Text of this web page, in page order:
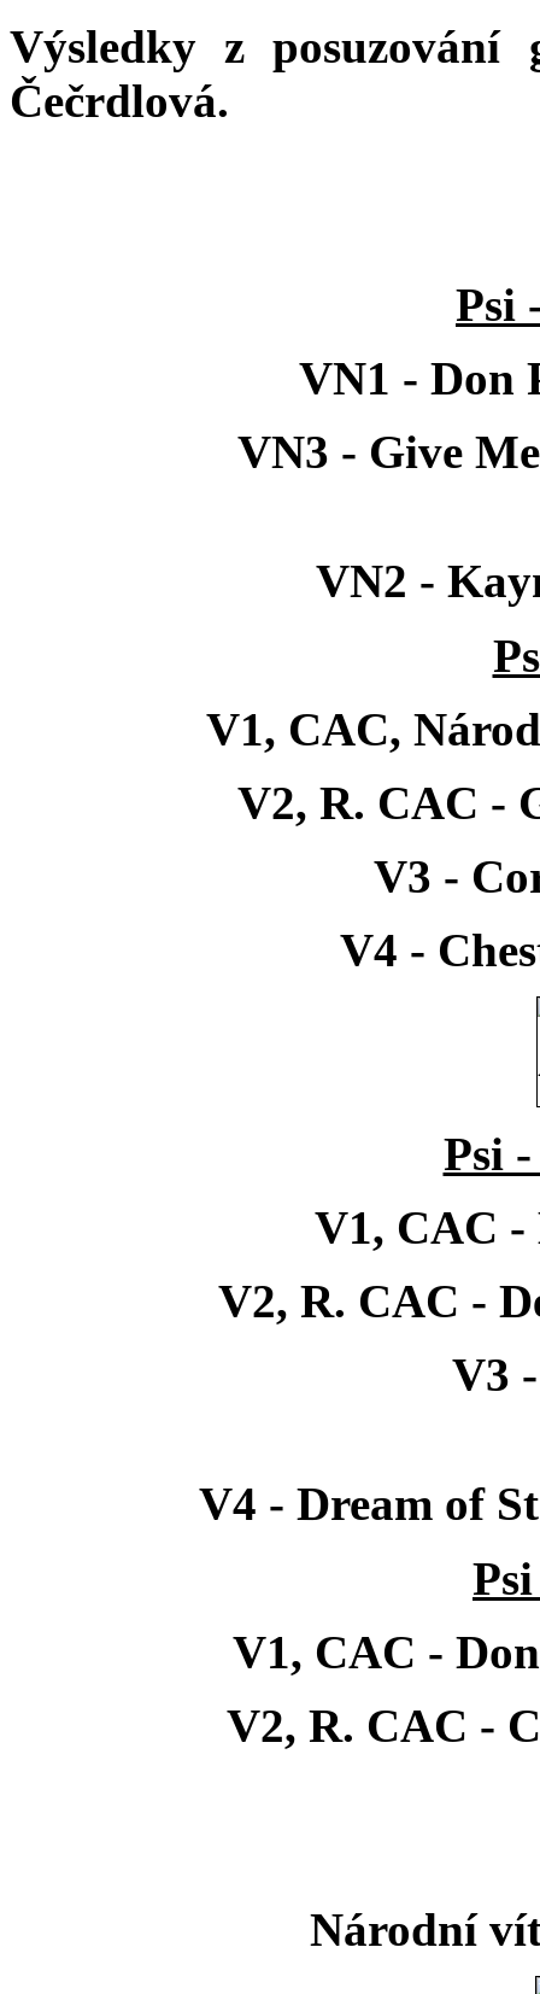
Výsledky z posuzování
Čečrdlová.
Psi
VN1 - Don
VN3 - Give
VN2 -
V1, CAC,
V2, R. CAC -
V3 -
V4 -
Psi
V1, CAC
V2, R. CAC -
V3
V4 - Dream of
V1, CAC -
V2, R. CAC -
Národní